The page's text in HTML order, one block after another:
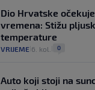
Dio Hrvatske
vremena: Stižu
temperature
VRIJEME 6. kol. 0
Auto koji stoji na